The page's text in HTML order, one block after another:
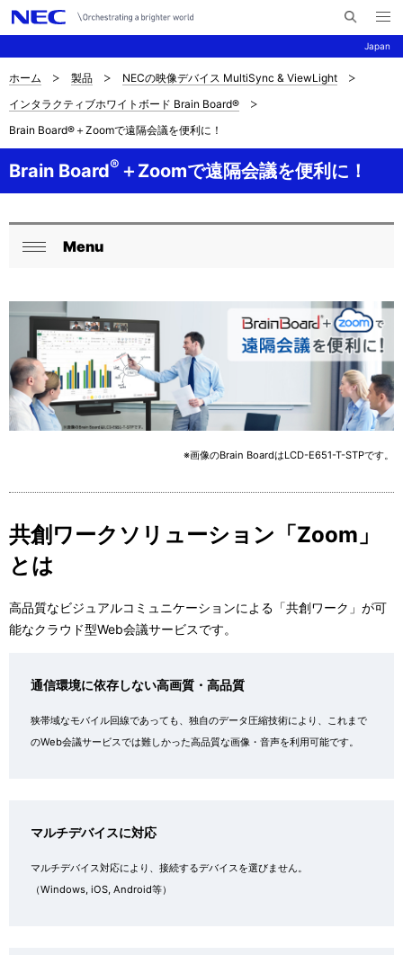
Japan
イ
メ
ニ
ュ
ナ
ビ
ゲ
ー
シ
ョ
サ
イ
ト
内
現
位
置
ホーム 製品
NECの映像デバイス MultiSync & ViewLight
インタラクティブホワイトボード Brain Board®
Brain Board®＋Zoomで遠隔会議を便利に！
Brain Board® ＋Zoomで遠隔会議を便利に！
ロ
カ
ル
ナ
ビ
ー
シ
ョ
る
Menu
※画像のBrain BoardはLCD-E651-T-STPです。
共創ワークソリューション「Zoom」
とは
高品質なビジュアルコミュニケーションによる「共創ワーク」が可
能なクラウド型Web会議サービスです。
通信環境に依存しない高画質・高品質
狭帯域なモバイル回線であっても、独自のデータ圧縮技術により、これまで
のWeb会議サービスでは難しかった高品質な画像・音声を利用可能です。
マルチデバイスに対応
マルチデバイス対応により、接続するデバイスを選びません。
（Windows, iOS, Android等）